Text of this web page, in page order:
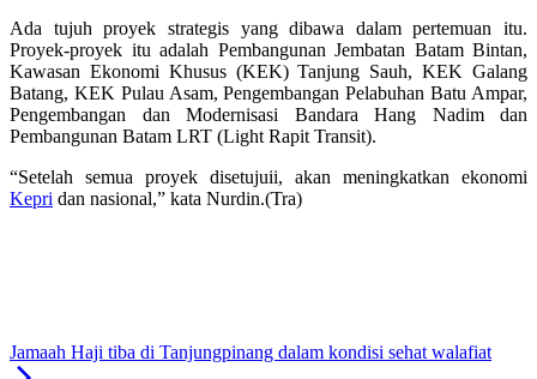
Ada tujuh proyek strategis yang dibawa dalam pertemuan itu.
Proyek-proyek itu adalah Pembangunan Jembatan Batam Bintan,
Kawasan Ekonomi Khusus (KEK) Tanjung Sauh, KEK Galang
Batang, KEK Pulau Asam, Pengembangan Pelabuhan Batu Ampar,
Pengembangan dan Modernisasi Bandara Hang Nadim dan
Pembangunan Batam LRT (Light Rapit Transit).
“Setelah semua proyek disetujuii, akan meningkatkan ekonomi
Kepri dan nasional,” kata Nurdin.(Tra)
Jamaah Haji tiba di Tanjungpinang dalam kondisi sehat walafiat